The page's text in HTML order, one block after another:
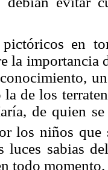
pictóricos en
la importancia
de los
de quien
los niños que
luces sabias
todo momento.